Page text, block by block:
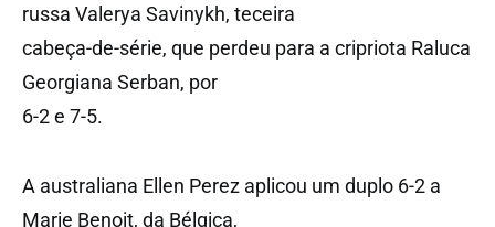
russa Valerya Savinykh, teceira
cabeça-de-série, que perdeu para a cripriota Raluca
Georgiana Serban, por
6-2 e 7-5.
A australiana Ellen Perez aplicou um duplo 6-2 a
Marie Benoit, da Bélgica,